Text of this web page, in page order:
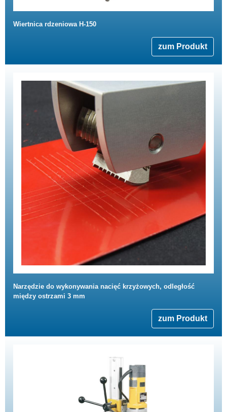
Wiertnica rdzeniowa H-150
zum Produkt
Narzędzie do wykonywania nacięć krzyżowych, odległość
między ostrzami 3 mm
zum Produkt